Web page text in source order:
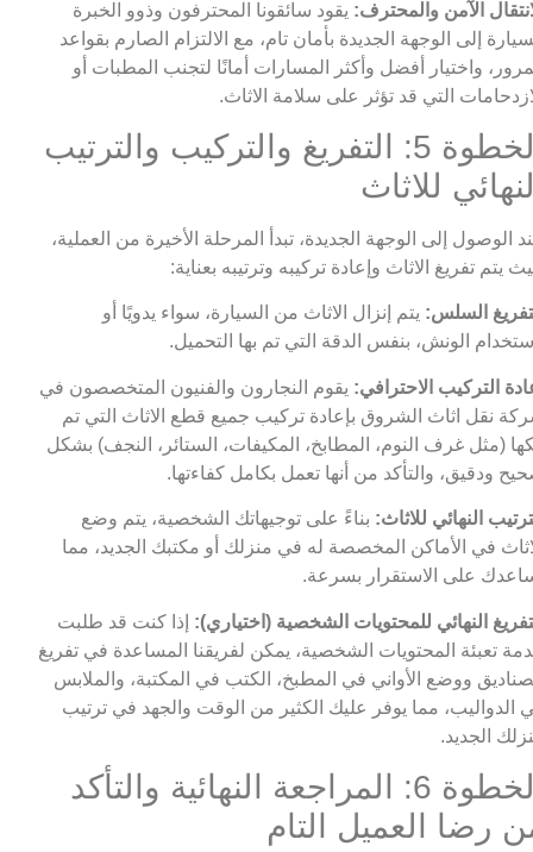
الآمن والمحترف: يقود سائقونا المحترفون وذوو الخبرة
إلى الوجهة الجديدة بأمان تام، مع الالتزام الصارم بقواعد
واختيار أفضل وأكثر المسارات أمانًا لتجنب المطبات أو
التي قد تؤثر على سلامة الاثاث.
الخطوة 5: التفريغ والتركيب والترتيب
للاثاث
الوصول إلى الوجهة الجديدة، تبدأ المرحلة الأخيرة من العملية،
يتم تفريغ الاثاث وإعادة تركيبه وترتيبه بعناية:
السلس: يتم إنزال الاثاث من السيارة، سواء يدويًا أو
الونش، بنفس الدقة التي تم بها التحميل.
التركيب الاحترافي: يقوم النجارون والفنيون المتخصصون في
نقل اثاث الشروق بإعادة تركيب جميع قطع الاثاث التي تم
(مثل غرف النوم، المطابخ، المكيفات، الستائر، النجف) بشكل
ودقيق، والتأكد من أنها تعمل بكامل كفاءتها.
النهائي للاثاث: بناءً على توجيهاتك الشخصية، يتم وضع
في الأماكن المخصصة له في منزلك أو مكتبك الجديد، مما
على الاستقرار بسرعة.
النهائي للمحتويات الشخصية (اختياري): إذا كنت قد طلبت
تعبئة المحتويات الشخصية، يمكن لفريقنا المساعدة في تفريغ
ووضع الأواني في المطبخ، الكتب في المكتبة، والملابس
الدواليب، مما يوفر عليك الكثير من الوقت والجهد في ترتيب
الجديد.
الخطوة 6: المراجعة النهائية والتأكد
رضا العميل التام